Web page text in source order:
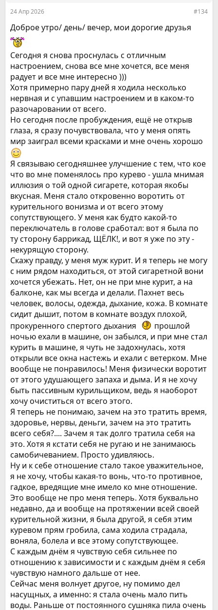
24 Апр 2026 #134
Доброе утро/ день/ вечер, мои дорогие друзья
Сегодня я снова проснулась с отличным
настроением, снова все мне хочется, все меня
радует и все мне интересно )))
Хотя примерно пару дней я ходила несколько
нервная и с упавшим настроением и в каком-то
разочаровании от всего.
Но сегодня после пробуждения, ещё не открыв
глаза, я сразу почувствовала, что у меня опять
мир заиграл всеми красками и мне очень хорошо
Я связываю сегодняшнее улучшение с тем, что кое
что во мне поменялось про курево - ушла мнимая
иллюзия о той одной сигарете, которая якобы
вкусная. Меня стало откровенно воротить от
курительного вонизма и от всего этому
сопутствующего. У меня как будто какой-то
переключатель в голове сработал: вот я была по
ту сторону баррикад, ЩЁЛК!, и вот я уже по эту -
некурящую сторону.
Скажу правду, у меня муж курит. И я теперь не могу
с ним рядом находиться, от этой сигаретной вони
хочется убежать. Нет, он не при мне курит, а на
балконе, как мы всегда и делали. Пахнет весь
человек, волосы, одежда, дыхание, кожа. В комнате
сидит дышит, потом в комнате воздух плохой,
прокуренного спертого дыхания
прошлой
ночью ехали в машине, он забылся, и при мне стал
курить в машине, я чуть не задохнулась, хотя
открыли все окна настежь и ехали с ветерком. Мне
вообще не понравилось! Меня физически воротит
от этого удушающего запаха и дыма. И я не хочу
быть пассивным курильщиком, ведь я наоборот
хочу очиститься от всего этого.
Я теперь не понимаю, зачем на это тратить время,
здоровье, нервы, деньги, зачем на это тратить
всего себя?.... Зачем я так долго тратила себя на
это. Хотя я кстати себя не ругаю и не занимаюсь
самобичеванием. Просто удивляюсь.
Ну и к себе отношение стало такое уважительное,
я не хочу, чтобы какая-то вонь, что-то противное,
гадкое, вредящие мне имело ко мне отношение.
Это вообще не про меня теперь. Хотя буквально
недавно, да и вообще на протяжении всей своей
курительной жизни, я была другой, я себя этим
куревом прям гробила, сама ходила страдала,
воняла, болела и все этому сопутствующее.
С каждым днём я чувствую себя сильнее по
отношению к зависимости и с каждым днём я себя
чувствую намного дальше от нее.
Сейчас меня волнует другое, ну помимо дел
насущных, а именно: я стала очень мало пить
воды. Раньше от постоянного сушняка пила очень